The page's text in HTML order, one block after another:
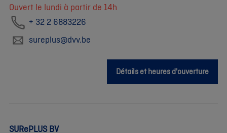
Ouvert le lundi à partir de 14h
+ 32 2 6883226
sureplus@dvv.be
Détails et heures d'ouverture
SURePLUS BV